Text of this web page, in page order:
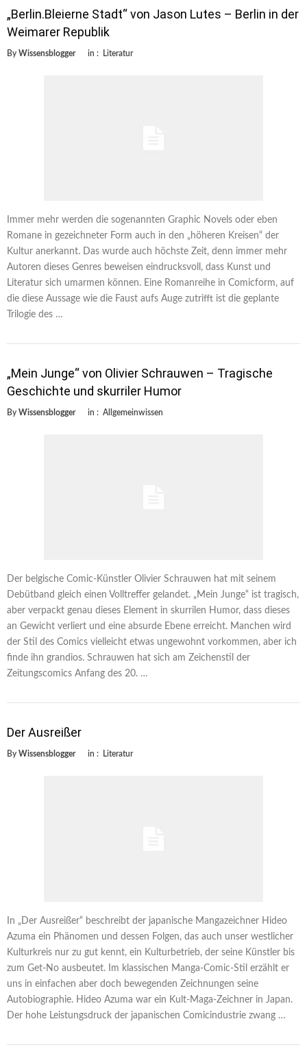
„Berlin.Bleierne Stadt“ von Jason Lutes – Berlin in der
Weimarer Republik
By Wissensblogger in : Literatur
Immer mehr werden die sogenannten Graphic Novels oder eben
Romane in gezeichneter Form auch in den „höheren Kreisen“ der
Kultur anerkannt. Das wurde auch höchste Zeit, denn immer mehr
Autoren dieses Genres beweisen eindrucksvoll, dass Kunst und
Literatur sich umarmen können. Eine Romanreihe in Comicform, auf
die diese Aussage wie die Faust aufs Auge zutrifft ist die geplante
Trilogie des …
„Mein Junge“ von Olivier Schrauwen – Tragische
Geschichte und skurriler Humor
By Wissensblogger in : Allgemeinwissen
Der belgische Comic-Künstler Olivier Schrauwen hat mit seinem
Debütband gleich einen Volltreffer gelandet. „Mein Junge“ ist tragisch,
aber verpackt genau dieses Element in skurrilen Humor, dass dieses
an Gewicht verliert und eine absurde Ebene erreicht. Manchen wird
der Stil des Comics vielleicht etwas ungewohnt vorkommen, aber ich
finde ihn grandios. Schrauwen hat sich am Zeichenstil der
Zeitungscomics Anfang des 20. …
Der Ausreißer
By Wissensblogger in : Literatur
In „Der Ausreißer“ beschreibt der japanische Mangazeichner Hideo
Azuma ein Phänomen und dessen Folgen, das auch unser westlicher
Kulturkreis nur zu gut kennt, ein Kulturbetrieb, der seine Künstler bis
zum Get-No ausbeutet. Im klassischen Manga-Comic-Stil erzählt er
uns in einfachen aber doch bewegenden Zeichnungen seine
Autobiographie. Hideo Azuma war ein Kult-Maga-Zeichner in Japan.
Der hohe Leistungsdruck der japanischen Comicindustrie zwang …